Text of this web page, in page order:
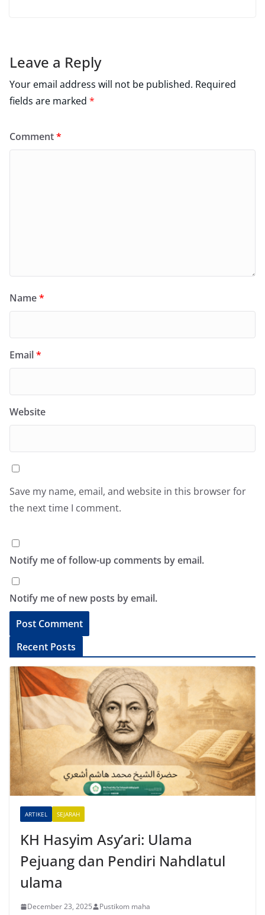
Leave a Reply
Your email address will not be published. Required
fields are marked *
Comment*
Name*
Email*
Website
Save my name, email, and website in this browser for
the next time I comment.
Notify me of follow-up comments by email.
Notify me of new posts by email.
l
a
t
i
v
Recent Posts
ARTIKEL SEJARAH
KH Hasyim Asy’ari: Ulama
Pejuang dan Pendiri Nahdlatul
ulama
December 23, 2025 Pustikom maha